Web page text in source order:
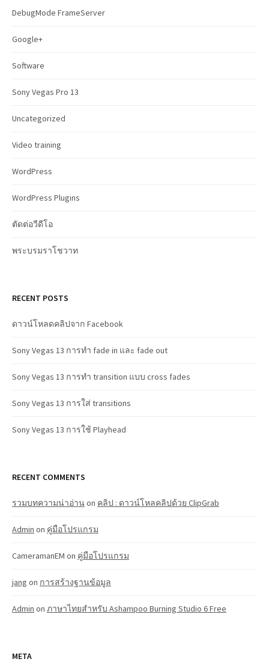
DebugMode FrameServer
Google+
Software
Sony Vegas Pro 13
Uncategorized
Video training
WordPress
WordPress Plugins
ตัดต่อวีดีโอ
พระบรมราโชวาท
RECENT POSTS
ดาวน์โหลดคลิปจาก Facebook
Sony Vegas 13 การทำ fade in และ fade out
Sony Vegas 13 การทำ transition แบบ cross fades
Sony Vegas 13 การใส่ transitions
Sony Vegas 13 การใช้ Playhead
RECENT COMMENTS
รวมบทความน่าอ่านon คลิป : ดาวน์โหลคลิปด้วย ClipGrab
Admin on คู่มือโปรแกรม
CameramanEM on คู่มือโปรแกรม
jang on การสร้างฐานข้อมูล
Admin on ภาษาไทยสำหรับ Ashampoo Burning Studio 6 Free
META